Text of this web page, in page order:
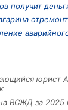
получит
юрист
ВСЖД за 2025